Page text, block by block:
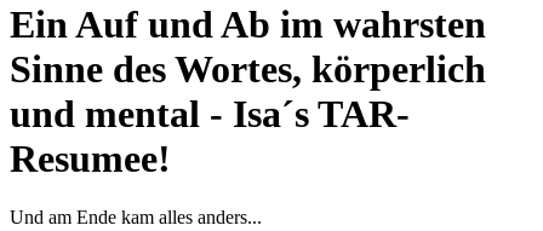
Ein Auf und Ab im wahrsten
Sinne des Wortes, körperlich
und mental - Isa´s TAR-
Resumee!
Und am Ende kam alles anders...